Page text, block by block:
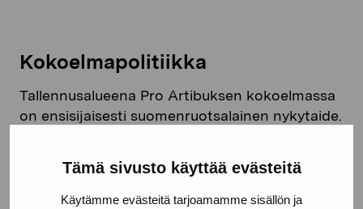
Tämä sivusto käyttää evästeitä
Käytämme evästeitä tarjoamamme sisällön ja
Kokoelmapolitiikka
Tallennusalueena Pro Artibuksen kokoelmassa
on ensisijaisesti suomenruotsalainen nykytaide.
LUE LISÄÄ